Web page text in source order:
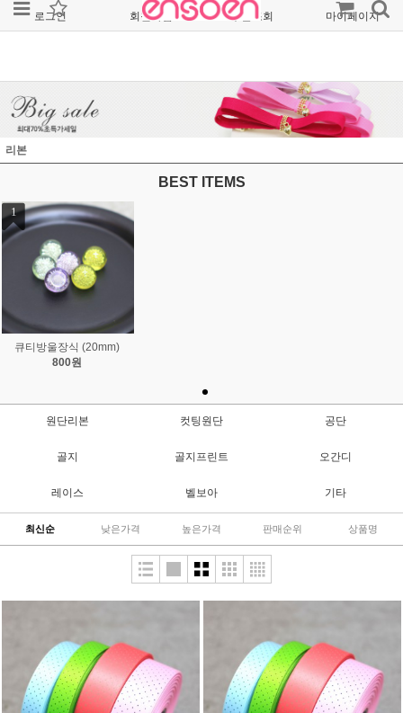
로그인 회원가입 주문조회 마이페이지
리본
BEST ITEMS
1
큐티방울장식 (20mm)
800원
원단리본 컷팅원단 공단
골지 골지프린트 오간디
레이스 벨보아 기타
최신순 낮은가격 높은가격 판매순위 상품명